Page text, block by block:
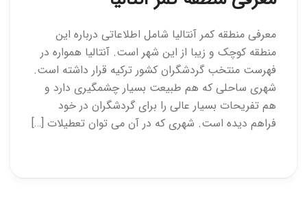
معرفی منطقه کمر آنتالیا شامل اطلاعاتی درباره این
منطقه کوچک و زیبا از این شهر است. آنتالیا همواره در
فهرست منتخب گردشگران کشور ترکیه قرار داشته است.
شهری ساحلی که هم طبیعت بسیار چشمگیری دارد و
هم تفریحات بسیار عالی را برای گردشگران در خود
فراهم دیده است. شهری که در آن می توان تعطیلات […]